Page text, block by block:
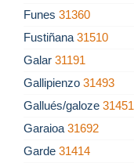
Funes 31360
Fustiñana 31510
Galar 31191
Gallipienzo 31493
Gallués/galoze 31451
Garaioa 31692
Garde 31414